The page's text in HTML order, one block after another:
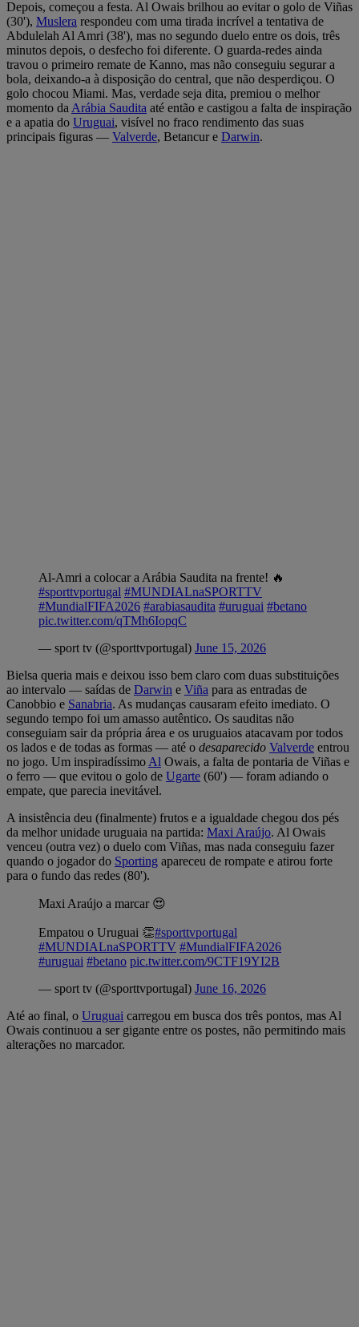
Abdulelah Al Amri (38'), mas no segundo duelo entre os dois, três
minutos depois, o desfecho foi diferente. O guarda-redes ainda
travou o primeiro remate de Kanno, mas não conseguiu segurar a
bola, deixando-a à disposição do central, que não desperdiçou. O
golo chocou Miami. Mas, verdade seja dita, premiou o melhor
momento daArábia Sauditaaté então e castigou a falta de inspiração
e a apatia doUruguai, visível no fraco rendimento das suas
principais figuras —Valverde, Betancur eDarwin .
#MundialFIFA2026 #arabiasaudita #uruguai #betano
pic.twitter.com/qTMh6IopqC
— sport tv (@sporttvportugal)
Bielsa queria mais e deixou isso bem claro com duas substituições
Canobbio eSanabria. As mudanças causaram efeito imediato. O
segundo tempo foi um amasso autêntico. Os sauditas não
conseguiam sair da própria área e os uruguaios atacavam por todos
os lados e de todas as formas — até odesaparecido Valverde
no jogo. Um inspiradíssimoAlOwais, a falta de pontaria de Viñas e
o ferro — que evitou o golo deUgarte(60') — foram adiando o
empate, que parecia inevitável.
A insistência deu (finalmente) frutos e a igualdade chegou dos pés
venceu (outra vez) o duelo com Viñas, mas nada conseguiu fazer
quando o jogador doSportingapareceu de rompate e atirou forte
para o fundo das redes (80').
Maxi Araújo a marcar 😍
Empatou o Uruguai 👏#sporttvportugal
#uruguai #betano pic.twitter.com/9CTF19YI2B
— sport tv (@sporttvportugal)June 16, 2026
Até ao final, o Uruguaicarregou em busca dos três pontos, mas Al
alterações no marcador.